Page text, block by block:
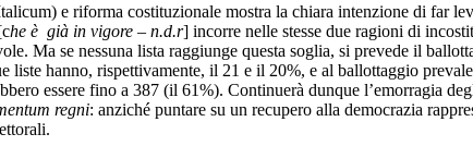
e riforma costituzionale mostra la chiara intenzione di far
he è già in vigore – n.d.r] incorre nelle stesse due ragioni di
Ma se nessuna lista raggiunge questa soglia, si prevede il
liste hanno, rispettivamente, il 21 e il 20%, e al ballottaggio
essere fino a 387 (il 61%). Continuerà dunque l’emorragia
regni: anziché puntare su un recupero alla democrazia